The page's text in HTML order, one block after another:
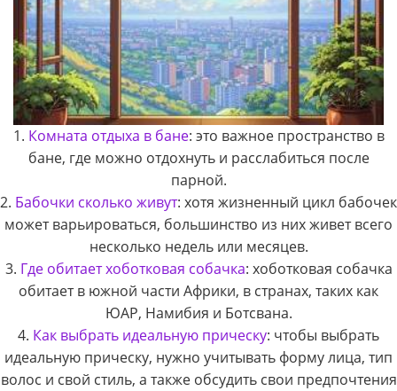
1. Комната отдыха в бане: это важное пространство в
бане, где можно отдохнуть и расслабиться после
парной.
2. Бабочки сколько живут: хотя жизненный цикл бабочек
может варьироваться, большинство из них живет всего
несколько недель или месяцев.
3. Где обитает хоботковая собачка: хоботковая собачка
обитает в южной части Африки, в странах, таких как
ЮАР, Намибия и Ботсвана.
4. Как выбрать идеальную прическу: чтобы выбрать
идеальную прическу, нужно учитывать форму лица, тип
волос и свой стиль, а также обсудить свои предпочтения